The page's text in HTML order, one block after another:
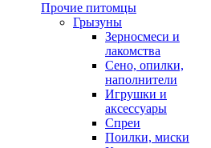
Прочие питомцы
Грызуны
Зерносмеси и
лакомства
Сено, опилки,
наполнители
Игрушки и
аксессуары
Спреи
Поилки, миски